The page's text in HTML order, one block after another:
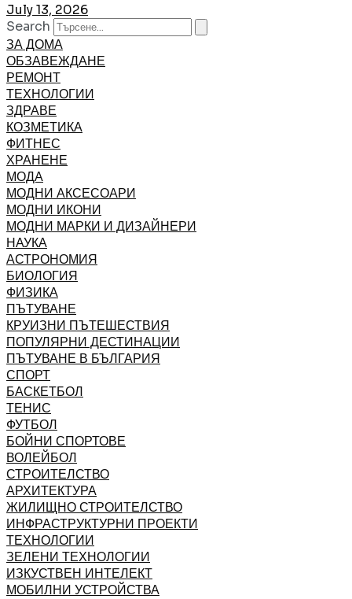
July 13, 2026
Search
ЗА ДОМА
ОБЗАВЕЖДАНЕ
РЕМОНТ
ТЕХНОЛОГИИ
ЗДРАВЕ
КОЗМЕТИКА
ФИТНЕС
ХРАНЕНЕ
МОДА
МОДНИ АКСЕСОАРИ
МОДНИ ИКОНИ
МОДНИ МАРКИ И ДИЗАЙНЕРИ
НАУКА
АСТРОНОМИЯ
БИОЛОГИЯ
ФИЗИКА
ПЪТУВАНЕ
КРУИЗНИ ПЪТЕШЕСТВИЯ
ПОПУЛЯРНИ ДЕСТИНАЦИИ
ПЪТУВАНЕ В БЪЛГАРИЯ
СПОРТ
БАСКЕТБОЛ
ТЕНИС
ФУТБОЛ
БОЙНИ СПОРТОВЕ
ВОЛЕЙБОЛ
СТРОИТЕЛСТВО
АРХИТЕКТУРА
ЖИЛИЩНО СТРОИТЕЛСТВО
ИНФРАСТРУКТУРНИ ПРОЕКТИ
ТЕХНОЛОГИИ
ЗЕЛЕНИ ТЕХНОЛОГИИ
ИЗКУСТВЕН ИНТЕЛЕКТ
МОБИЛНИ УСТРОЙСТВА